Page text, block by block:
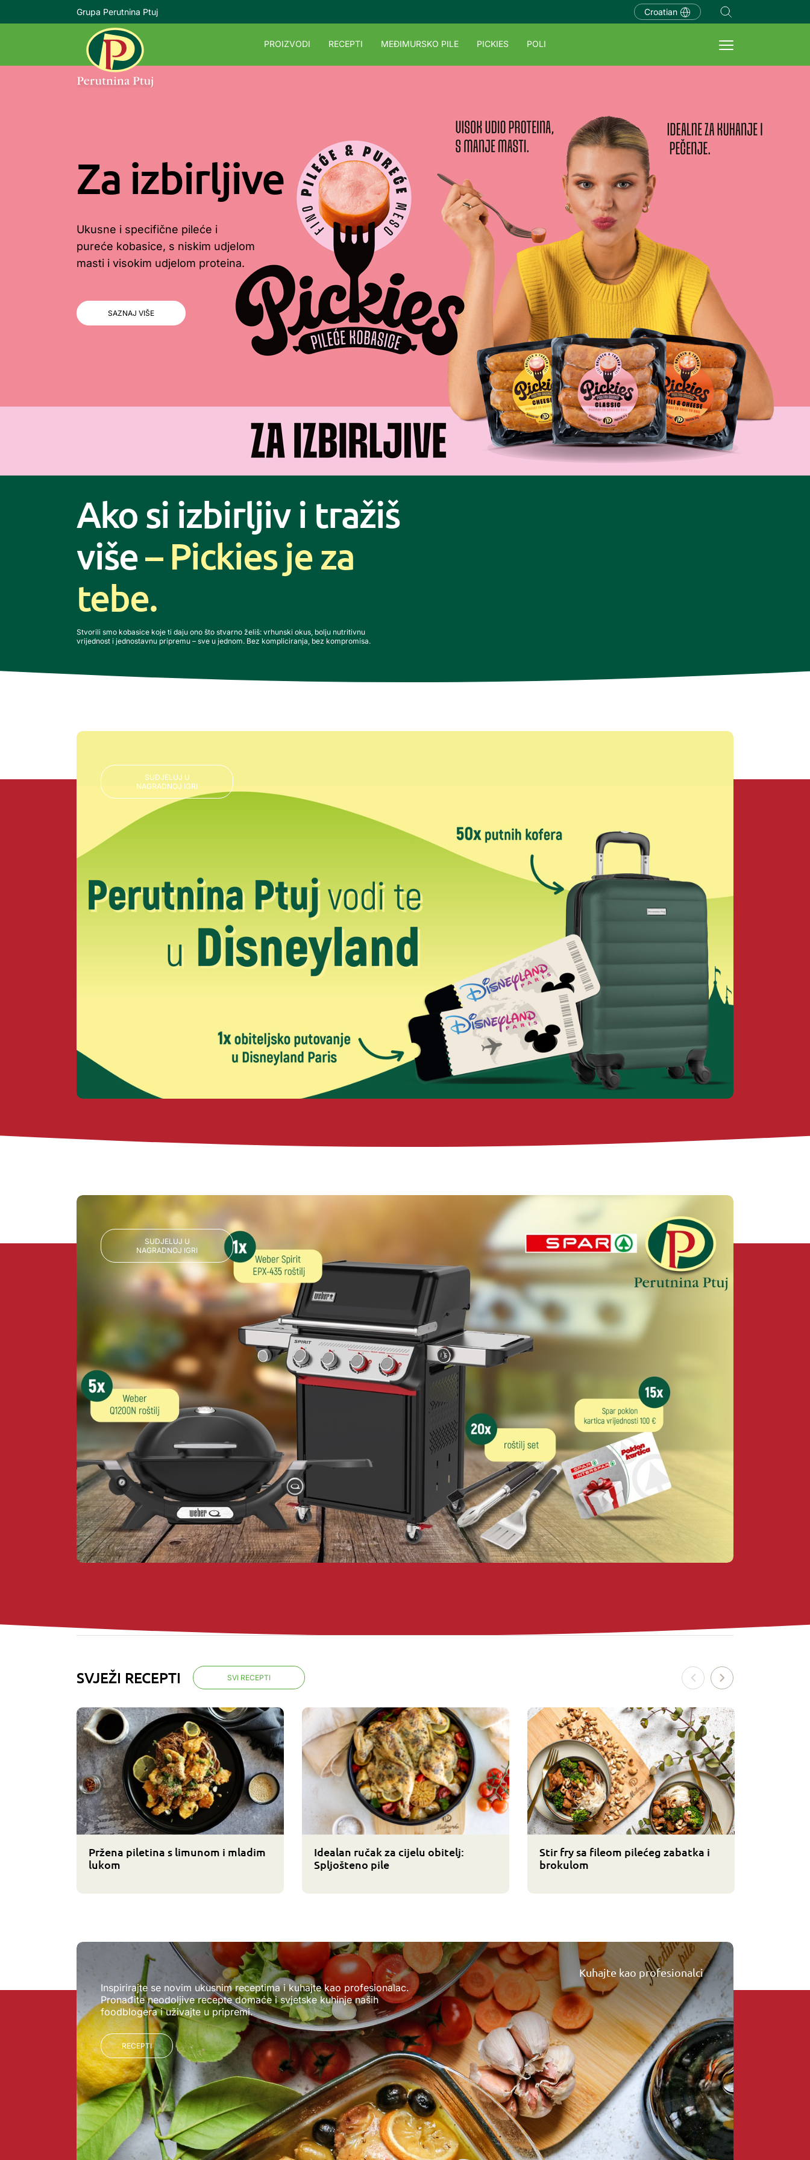
Grupa Perutnina Ptuj Croatian
PROIZVODI RECEPTI MEĐIMURSKO PILE PICKIES POLI
Za izbirljive
Ukusne i specifične pileće i
pureće kobasice, s niskim udjelom
masti i visokim udjelom proteina.
SAZNAJ VIŠE
Ako si izbirljiv i tražiš
više– Pickies je za
tebe.
Stvorili smo kobasice koje ti daju ono što stvarno želiš: vrhunski okus, bolju nutritivnu
vrijednost i jednostavnu pripremu – sve u jednom. Bez kompliciranja, bez kompromisa.
SUDJELUJ U
NAGRADNOJ IGRI
SUDJELUJ U
NAGRADNOJ IGRI
SVJEŽI RECEPTI SVI RECEPTI
Pržena piletina s limunom i mladim
lukom
Idealan ručak za cijelu obitelj:
Spljošteno pile
Stir fry sa fileom pilećeg zabatka i
brokulom
Inspirirajte se novim ukusnim receptima i kuhajte kao profesionalac.
Pronađite neodoljive recepte domaće i svjetske kuhinje naših
foodblogera i uživajte u pripremi.
RECEPTI
Kuhajte kao profesionalci